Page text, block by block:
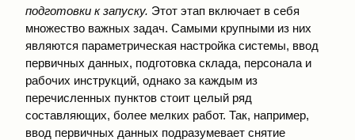
подготовки к запуску. Этот этап включает в себя
множество важных задач. Самыми крупными из них
являются параметрическая настройка системы, ввод
первичных данных, подготовка склада, персонала и
рабочих инструкций, однако за каждым из
перечисленных пунктов стоит целый ряд
составляющих, более мелких работ. Так, например,
ввод первичных данных подразумевает снятие